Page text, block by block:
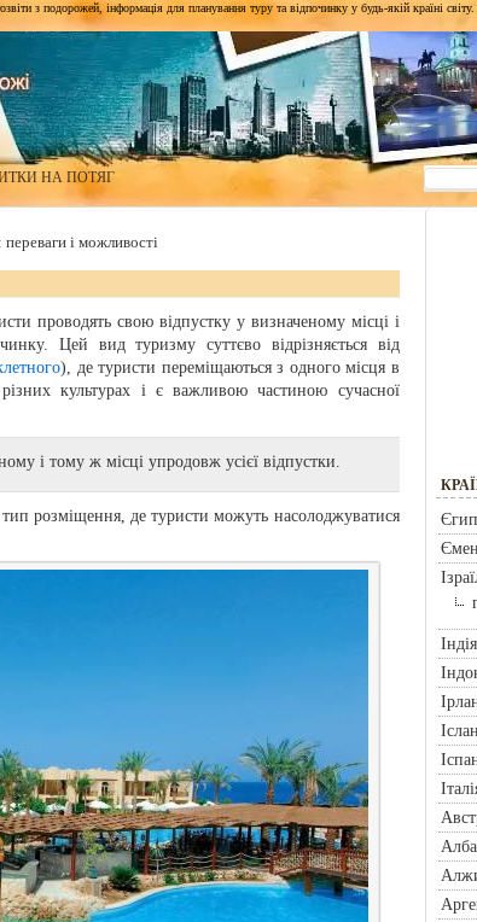
з подорожей, інформація для планування туру та відпочинку у будь-якій країні світу.
НА ПОТЯГ
і можливості
проводять свою відпустку у визначеному місці і
Цей вид туризму суттєво відрізняється від
), де туристи переміщаються з одного місця в
культурах і є важливою частиною сучасної
і тому ж місці упродовж усієї відпустки.
розміщення, де туристи можуть насолоджуватися
Ємен
Індія